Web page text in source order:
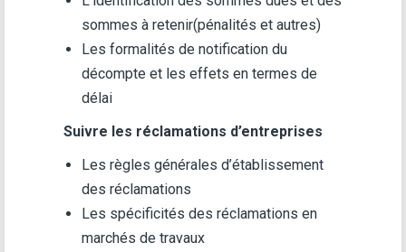
sommes à retenir(pénalités et autres)
Les formalités de notification du
décompte et les effets en termes de
délai
Suivre les réclamations d’entreprises
Les règles générales d’établissement
des réclamations
Les spécificités des réclamations en
marchés de travaux